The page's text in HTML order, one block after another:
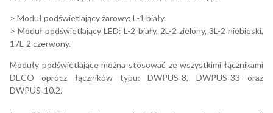
> Moduł podświetlający żarowy: L-1 biały.
> Moduł podświetlający LED: L-2 biały, 2L-2 zielony, 3L-2 niebieski,
17L-2 czerwony.
Moduły podświetlające można stosować ze wszystkimi łącznikami
DECO oprócz łączników typu: DWPUS-8, DWPUS-33 oraz
DWPUS-10.2.